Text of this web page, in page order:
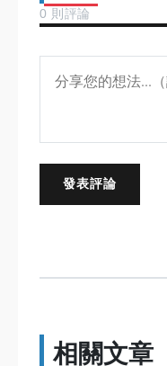
0 則評論
發表評論
相關文章